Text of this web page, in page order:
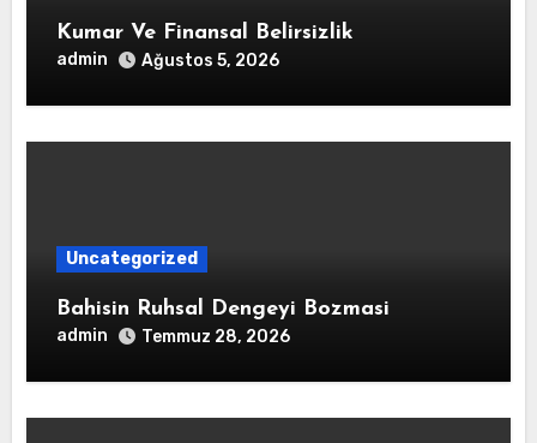
Kumar Ve Finansal Belirsizlik
admin Ağustos 5, 2026
Uncategorized
Bahisin Ruhsal Dengeyi Bozmasi
admin Temmuz 28, 2026